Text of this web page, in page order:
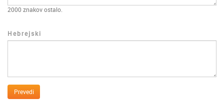
2000 znakov ostalo.
Hebrejski
Prevedi